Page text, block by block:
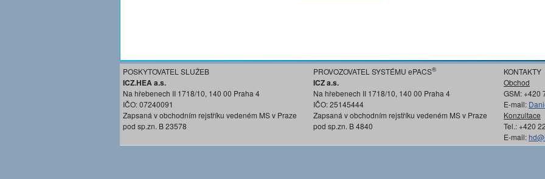
POSKYTOVATEL SLUŽEB
ICZ.HEA a.s.
Na hřebenech II 1718/10, 140 00 Praha 4
IČO: 07240091
Zapsaná v obchodním rejstříku vedeném MS v Praze
pod sp.zn. B 23578
PROVOZOVATEL SYSTÉMU ePACS®
ICZ a.s.
Na hřebenech II 1718/10, 140 00 Praha 4
IČO: 25145444
Zapsaná v obchodním rejstříku vedeném MS v Praze
pod sp.zn. B 4840
KONTAKTY
Obchod
GSM: +420
E-mail:
Konzultace
Tel.: +420
E-mail: